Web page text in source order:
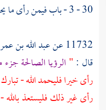
30 - 3 - باب فيمن رأى ما يحب أو غيره .
11732 عن
عبد الله بن عمر
قال :" الرؤيا الصالحة
رأى خيرا فليحمد الله -
رأى غير ذلك فليستعذ